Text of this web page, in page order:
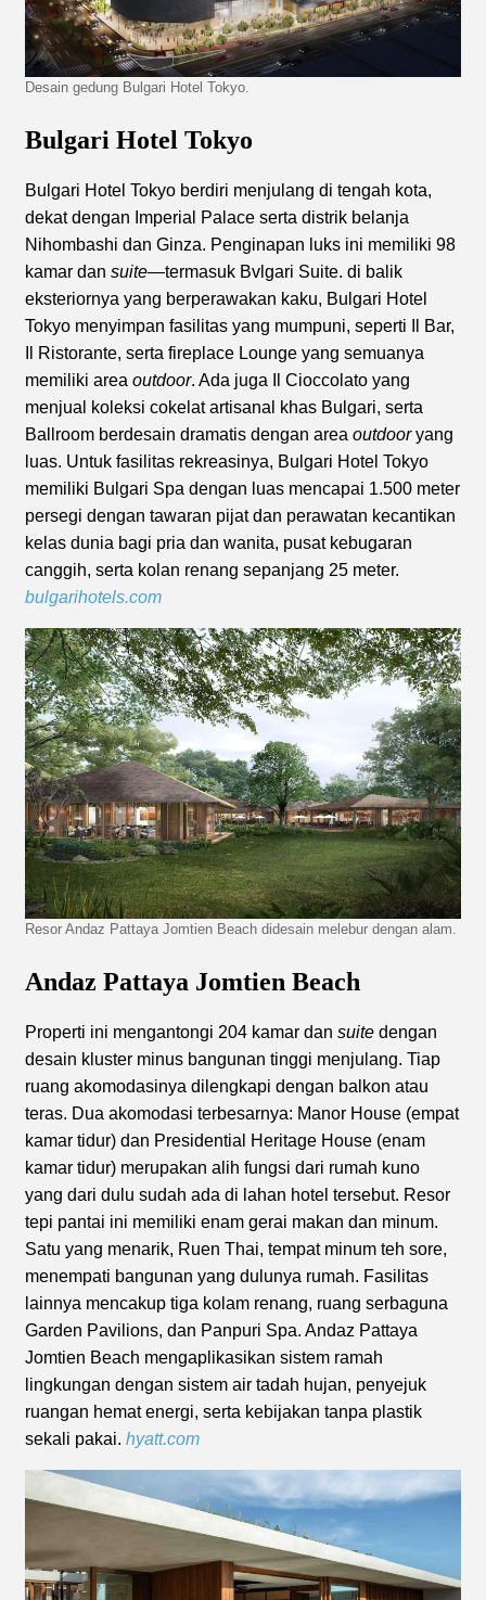
Desain gedung Bulgari Hotel Tokyo.
Bulgari Hotel Tokyo
Bulgari Hotel Tokyo berdiri menjulang di tengah kota,
dekat dengan Imperial Palace serta distrik belanja
Nihombashi dan Ginza. Penginapan luks ini memiliki 98
kamar dan suite—termasuk Bvlgari Suite. di balik
eksteriornya yang berperawakan kaku, Bulgari Hotel
Tokyo menyimpan fasilitas yang mumpuni, seperti Il Bar,
Il Ristorante, serta fireplace Lounge yang semuanya
memiliki area outdoor. Ada juga Il Cioccolato yang
menjual koleksi cokelat artisanal khas Bulgari, serta
Ballroom berdesain dramatis dengan area outdooryang
luas. Untuk fasilitas rekreasinya, Bulgari Hotel Tokyo
memiliki Bulgari Spa dengan luas mencapai 1.500 meter
persegi dengan tawaran pijat dan perawatan kecantikan
kelas dunia bagi pria dan wanita, pusat kebugaran
canggih, serta kolan renang sepanjang 25 meter.
bulgarihotels.com
Resor Andaz Pattaya Jomtien Beach didesain melebur dengan alam.
Andaz Pattaya Jomtien Beach
Properti ini mengantongi 204 kamar dan suite dengan
desain kluster minus bangunan tinggi menjulang. Tiap
ruang akomodasinya dilengkapi dengan balkon atau
teras. Dua akomodasi terbesarnya: Manor House (empat
kamar tidur) dan Presidential Heritage House (enam
kamar tidur) merupakan alih fungsi dari rumah kuno
yang dari dulu sudah ada di lahan hotel tersebut. Resor
tepi pantai ini memiliki enam gerai makan dan minum.
Satu yang menarik, Ruen Thai, tempat minum teh sore,
menempati bangunan yang dulunya rumah. Fasilitas
lainnya mencakup tiga kolam renang, ruang serbaguna
Garden Pavilions, dan Panpuri Spa. Andaz Pattaya
Jomtien Beach mengaplikasikan sistem ramah
lingkungan dengan sistem air tadah hujan, penyejuk
ruangan hemat energi, serta kebijakan tanpa plastik
sekali pakai. hyatt.com